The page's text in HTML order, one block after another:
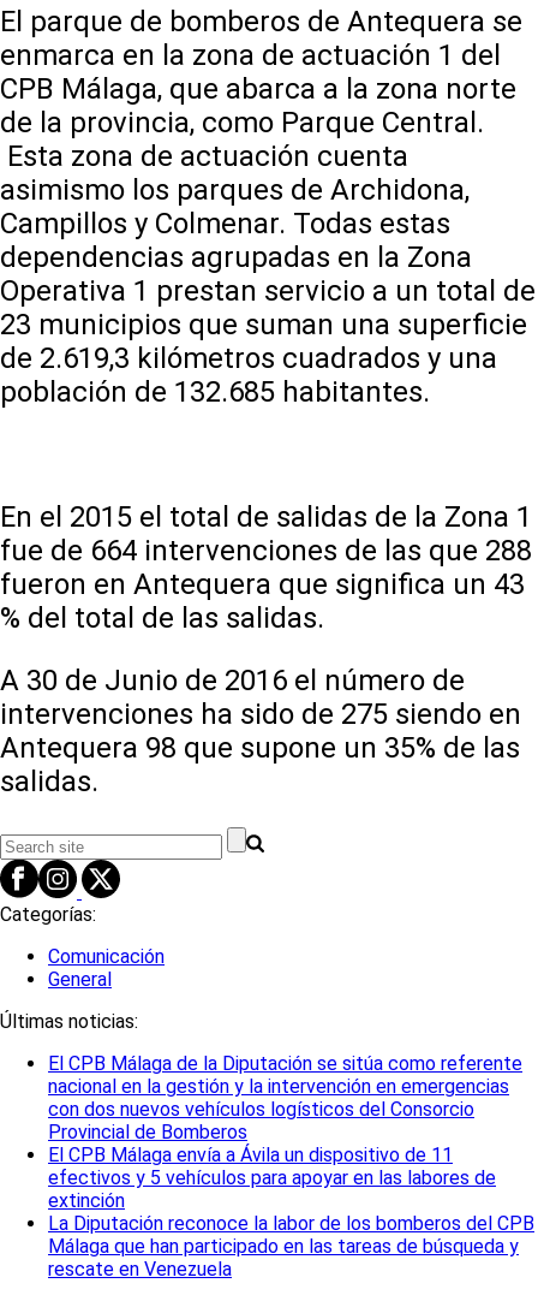
El parque de bomberos de Antequera se
enmarca en la zona de actuación 1 del
CPB Málaga, que abarca a la zona norte
de la provincia, como Parque Central.
Esta zona de actuación cuenta
asimismo los parques de Archidona,
Campillos y Colmenar. Todas estas
dependencias agrupadas en la Zona
Operativa 1 prestan servicio a un total de
23 municipios que suman una superficie
de 2.619,3 kilómetros cuadrados y una
población de 132.685 habitantes.
En el 2015 el total de salidas de la Zona 1
fue de 664 intervenciones de las que 288
fueron en Antequera que significa un 43
% del total de las salidas.
A 30 de Junio de 2016 el número de
intervenciones ha sido de 275 siendo en
Antequera 98 que supone un 35% de las
salidas.
Categorías:
Comunicación
General
Últimas noticias:
El CPB Málaga de la Diputación se sitúa como referente
nacional en la gestión y la intervención en emergencias
con dos nuevos vehículos logísticos del Consorcio
Provincial de Bomberos
El CPB Málaga envía a Ávila un dispositivo de 11
efectivos y 5 vehículos para apoyar en las labores de
extinción
La Diputación reconoce la labor de los bomberos del CPB
Málaga que han participado en las tareas de búsqueda y
rescate en Venezuela